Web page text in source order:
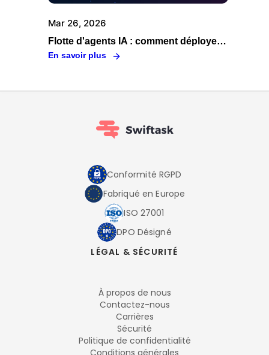
Mar 26, 2026
Flotte d'agents IA : comment déployer, orchestrer et gouverner vos agents en entreprise
En savoir plus
Conformité RGPD
Fabriqué en Europe
ISO 27001
DPO Désigné
LÉGAL & SÉCURITÉ
À propos de nous
Contactez-nous
Carrières
Sécurité
Politique de confidentialité